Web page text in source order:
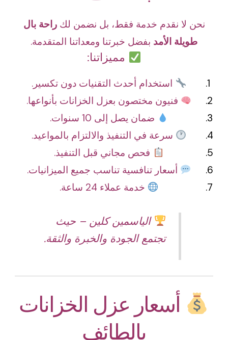
نحن لا نقدم خدمة فقط، بل نضمن لكراحة بال
طويلة الأمد بفضل خبرتنا ومعداتنا المتقدمة.
مميزاتنا:
استخدام أحدث التقنيات دون تكسير.
فنيون مختصون بعزل الخزانات بأنواعها.
ضمان يصل إلى 10 سنوات.
سرعة في التنفيذ والالتزام بالمواعيد.
فحص مجاني قبل التنفيذ.
أسعار تنافسية تناسب جميع الميزانيات.
خدمة عملاء 24 ساعة.
الياسمين كلين – حيث
تجتمع الجودة والخبرة والثقة.
أسعار عزل الخزانات
بالطائف